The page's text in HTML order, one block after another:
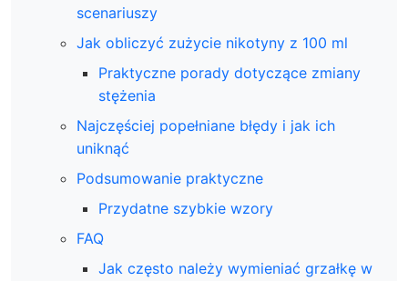
scenariuszy
Jak obliczyć zużycie nikotyny z 100 ml
Praktyczne porady dotyczące zmiany
stężenia
Najczęściej popełniane błędy i jak ich
uniknąć
Podsumowanie praktyczne
Przydatne szybkie wzory
FAQ
Jak często należy wymieniać grzałkę w